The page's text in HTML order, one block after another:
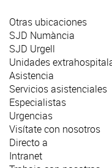
Otras ubicaciones
SJD Numància
SJD Urgell
Unidades
Asistencia
Servicios asistenciales
Especialistas
Urgencias
Visítate con nosotros
Directo a
Intranet